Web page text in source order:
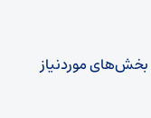
بخش‌های موردنیاز